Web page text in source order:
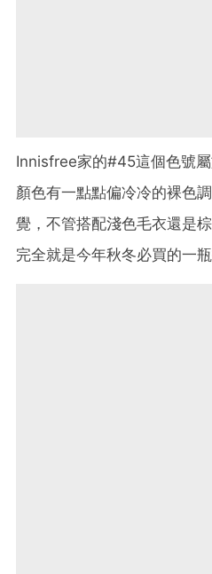
Innisfree家的#45這個色號屬
顏色有一點點偏冷冷的裸色
覺，不管搭配淺色毛衣還是
完全就是今年秋冬必買的一